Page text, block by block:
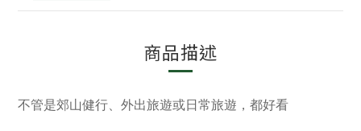
商品描述
不管是郊山健行、外出旅遊或日常旅遊，都好看